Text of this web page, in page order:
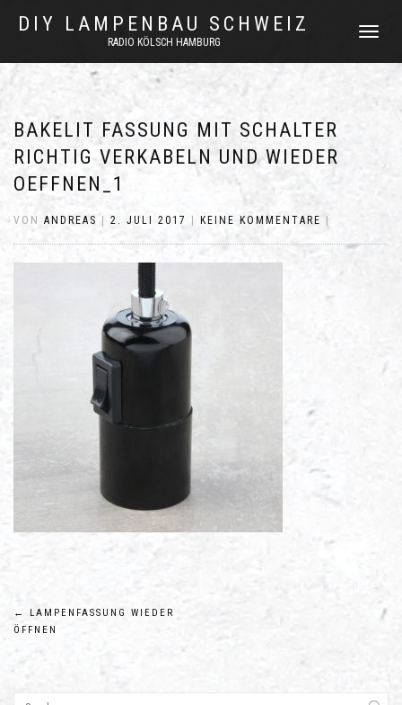
DIY LAMPENBAU SCHWEIZ
RADIO KÖLSCH HAMBURG
BAKELIT FASSUNG MIT SCHALTER
RICHTIG VERKABELN UND WIEDER
OEFFNEN_1
VON ANDREAS 2. JULI 2017 KEINE KOMMENTARE
Beitragsnavigation
←
LAMPENFASSUNG WIEDER
ÖFFNEN